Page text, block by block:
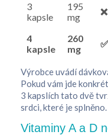
3
kapsle
195
mg
4
kapsle
260
mg
Výrobce uvádí
Pokud vám jde
3 kapslích tato dvě
srdci, které je splněno.
Vitaminy A a D